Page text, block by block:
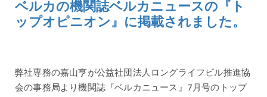
ベルカの機関誌ベルカニュースの『ト
ップオピニオン』に掲載されました。
弊社専務の嘉山亨が公益社団法人ロングライフビル推進協
会の事務局より機関誌『ベルカニュース』7月号のトップ